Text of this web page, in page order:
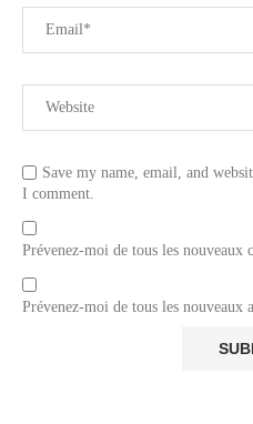
Save my name, email, and
I comment.
Prévenez-moi de tous les nouveaux
Prévenez-moi de tous les nouveaux